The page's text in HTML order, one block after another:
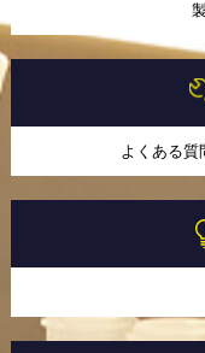
よくある質